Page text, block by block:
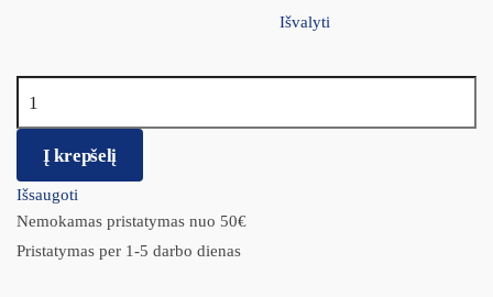
Išvalyti
Į krepšelį
Išsaugoti
Nemokamas pristatymas nuo 50€
Pristatymas per 1-5 darbo dienas